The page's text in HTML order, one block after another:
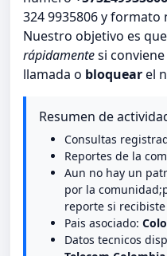
324 9935806 y formato
Nuestro objetivo es
rápidamentesi
llamada o bloquearel
Resumen de
Consultas
Reportes de la
Aun no hay un
por la
reporte si
Pais asociado:
Datos tecnicos